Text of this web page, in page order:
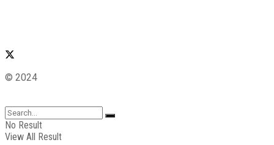
© 2024
No Result
View All Result